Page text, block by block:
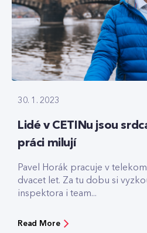
30. 1. 2023
Lidé v CETINu jsou
práci milují
Pavel Horák pracuje v
dvacet let. Za tu dobu si
inspektora i team...
Read More